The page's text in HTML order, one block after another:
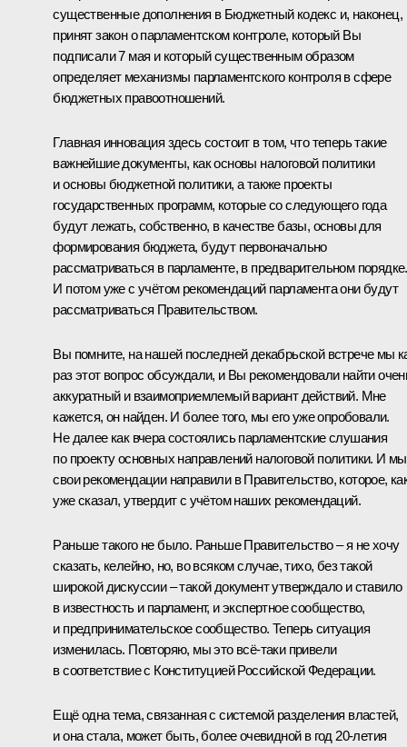
существенные дополнения в Бюджетный кодекс и, наконец,
принят закон о парламентском контроле, который Вы
подписали 7 мая и который существенным образом
определяет механизмы парламентского контроля в сфере
бюджетных правоотношений.
Главная инновация здесь состоит в том, что теперь такие
важнейшие документы, как основы налоговой политики
и основы бюджетной политики, а также проекты
государственных программ, которые со следующего года
будут лежать, собственно, в качестве базы, основы для
формирования бюджета, будут первоначально
рассматриваться в парламенте, в предварительном порядке.
И потом уже с учётом рекомендаций парламента они будут
рассматриваться Правительством.
Вы помните, на нашей последней декабрьской встрече мы
раз этот вопрос обсуждали, и Вы рекомендовали найти
аккуратный и взаимоприемлемый вариант действий. Мне
кажется, он найден. И более того, мы его уже опробовали.
Не далее как вчера состоялись парламентские слушания
по проекту основных направлений налоговой политики. И мы
свои рекомендации направили в Правительство, которое,
уже сказал, утвердит с учётом наших рекомендаций.
Раньше такого не было. Раньше Правительство – я не хочу
сказать, келейно, но, во всяком случае, тихо, без такой
широкой дискуссии – такой документ утверждало и ставило
в известность и парламент, и экспертное сообщество,
и предпринимательское сообщество. Теперь ситуация
изменилась. Повторяю, мы это всё‑таки привели
в соответствие с Конституцией Российской Федерации.
Ещё одна тема, связанная с системой разделения властей,
и она стала, может быть, более очевидной в год 20‑летия